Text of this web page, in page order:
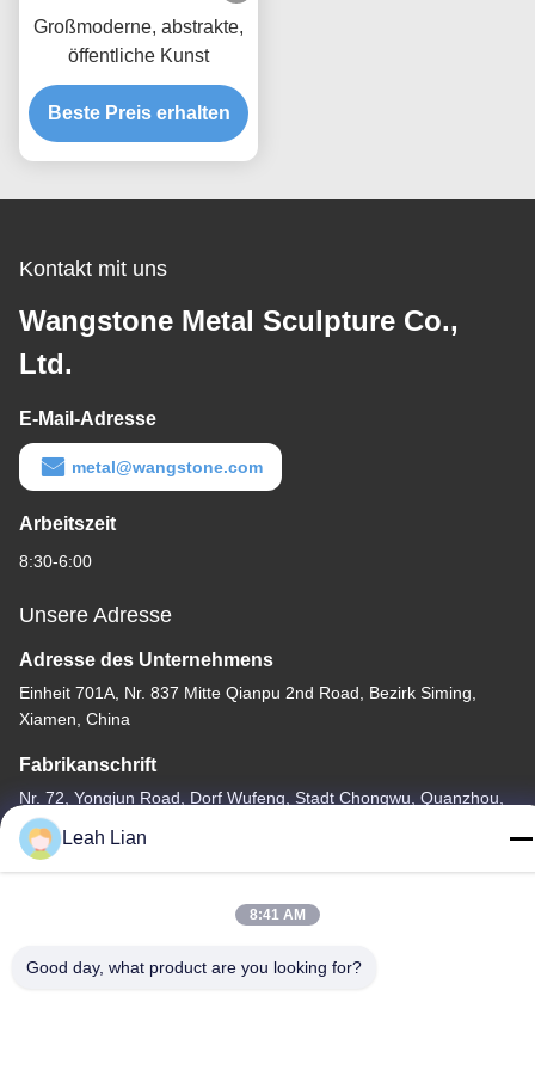
Großmoderne, abstrakte,
öffentliche Kunst
Beste Preis erhalten
Kontakt mit uns
Wangstone Metal Sculpture Co.,
Ltd.
E-Mail-Adresse
metal@wangstone.com
Arbeitszeit
8:30-6:00
Unsere Adresse
Adresse des Unternehmens
Einheit 701A, Nr. 837 Mitte Qianpu 2nd Road, Bezirk Siming,
Xiamen, China
Fabrikanschrift
Nr. 72, Yongjun Road, Dorf Wufeng, Stadt Chongwu, Quanzhou,
Fujian, China
Tel.
Leah Lian
8:41 AM
Good day, what product are you looking for?